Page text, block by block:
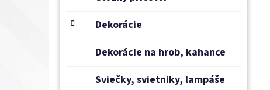
Dekorácie
Dekorácie na hrob, kahance
Sviečky, svietniky, lampáše